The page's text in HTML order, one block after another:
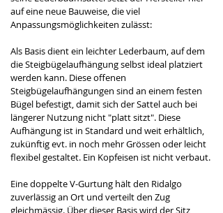
auf eine neue Bauweise, die viel
Anpassungsmöglichkeiten zulässt:
Als Basis dient ein leichter Lederbaum, auf dem
die Steigbügelaufhängung selbst ideal platziert
werden kann. Diese offenen
Steigbügelaufhängungen sind an einem festen
Bügel befestigt, damit sich der Sattel auch bei
längerer Nutzung nicht "platt sitzt". Diese
Aufhängung ist in Standard und weit erhältlich,
zukünftig evt. in noch mehr Grössen oder leicht
flexibel gestaltet. Ein Kopfeisen ist nicht verbaut.
Eine doppelte V-Gurtung hält den Ridalgo
zuverlässig an Ort und verteilt den Zug
gleichmässig. Über dieser Basis wird der Sitz